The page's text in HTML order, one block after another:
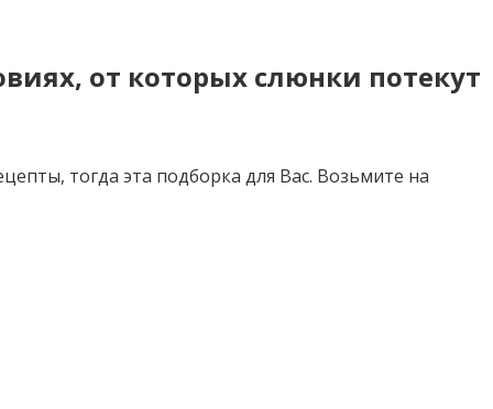
от которых слюнки потекут
тогда эта подборка для Вас. Возьмите на